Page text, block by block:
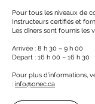
Pour tous les niveaux de
Instructeurs certifiés et
Les dîners sont fournis les
Arrivée : 8 h 30 – 9 h 00
Départ : 16 h 00 – 16 h 30
Pour plus d’informations,
: info@onec.ca